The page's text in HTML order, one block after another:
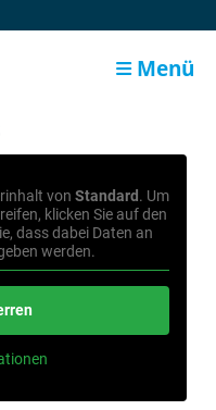
Menü
von Standard . Um
klicken Sie auf den
dass dabei Daten an
werden.